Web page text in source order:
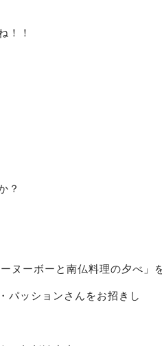
！！
？
ヌーボーと南仏料理の夕べ」
パッションさんをお招きし